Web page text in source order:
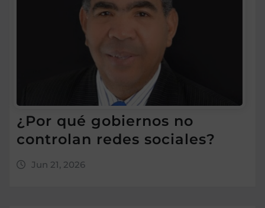
¿Por qué gobiernos no
controlan redes sociales?
Jun 21, 2026